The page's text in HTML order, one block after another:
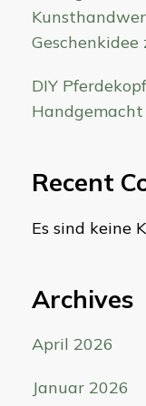
Geschenkidee
DIY
Recent
Es sind keine
Archives
April 2026
Januar 2026